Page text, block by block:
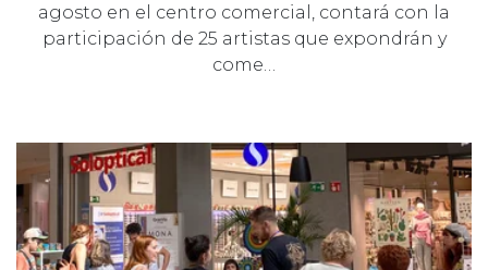
agosto en el centro comercial, contará con la
participación de 25 artistas que expondrán y
come…